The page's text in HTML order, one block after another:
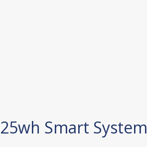
Smart System